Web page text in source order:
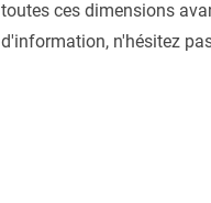
toutes ces dimensions
d'information, n'hésitez